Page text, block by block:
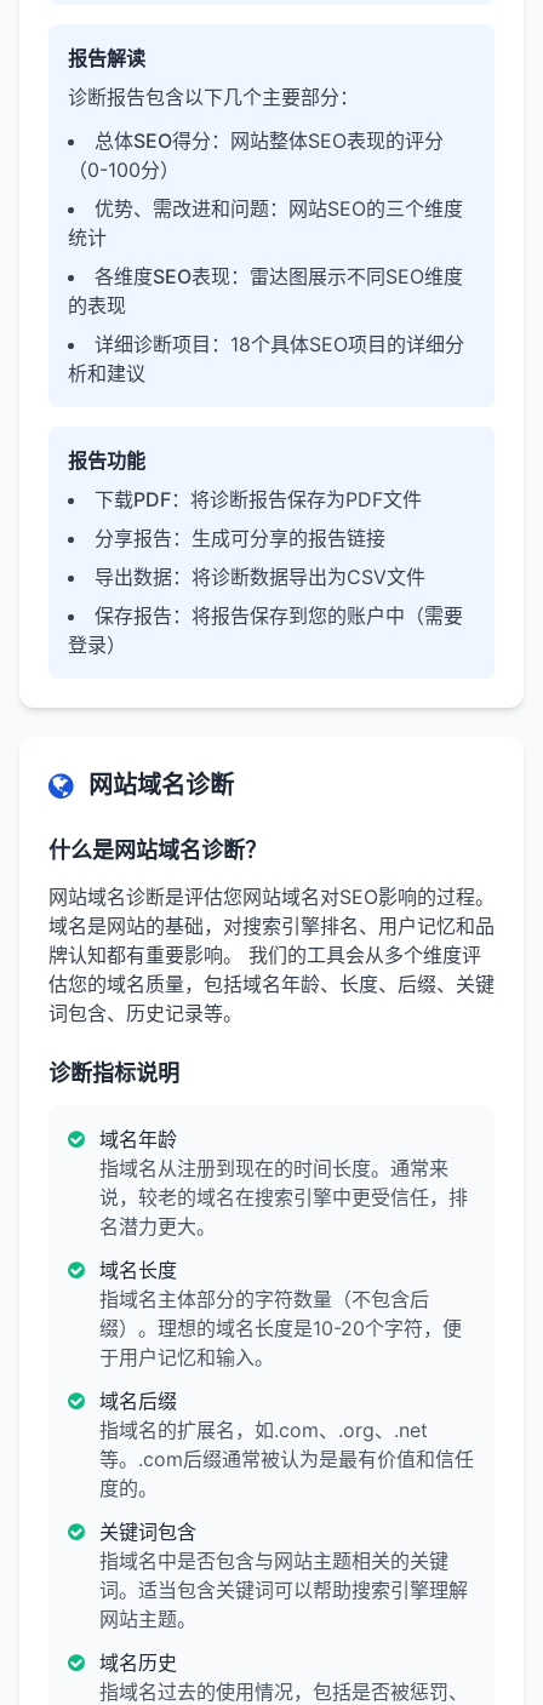
报告解读
诊断报告包含以下几个主要部分：
总体SEO得分 ：网站整体SEO表现的评分
（0-100分）
优势、需改进和问题：网站SEO的三个维度
统计
各维度SEO表现：雷达图展示不同SEO维度
的表现
详细诊断项目 ：18个具体SEO项目的详细分
析和建议
报告功能
下载PDF：将诊断报告保存为PDF文件
分享报告 ：生成可分享的报告链接
导出数据：将诊断数据导出为CSV文件
保存报告 ：将报告保存到您的账户中（需要
登录）
网站域名诊断
什么是网站域名诊断？
网站域名诊断是评估您网站域名对SEO影响的过程。
域名是网站的基础，对搜索引擎排名、用户记忆和品
牌认知都有重要影响。 我们的工具会从多个维度评
估您的域名质量，包括域名年龄、长度、后缀、关键
词包含、历史记录等。
诊断指标说明
域名年龄
指域名从注册到现在的时间长度。通常来
说，较老的域名在搜索引擎中更受信任，排
名潜力更大。
域名长度
指域名主体部分的字符数量（不包含后
缀）。理想的域名长度是10-20个字符，便
于用户记忆和输入。
域名后缀
指域名的扩展名，如.com、.org、.net
等。.com后缀通常被认为是最有价值和信任
度的。
关键词包含
指域名中是否包含与网站主题相关的关键
词。适当包含关键词可以帮助搜索引擎理解
网站主题。
域名历史
指域名过去的使用情况，包括是否被惩罚、